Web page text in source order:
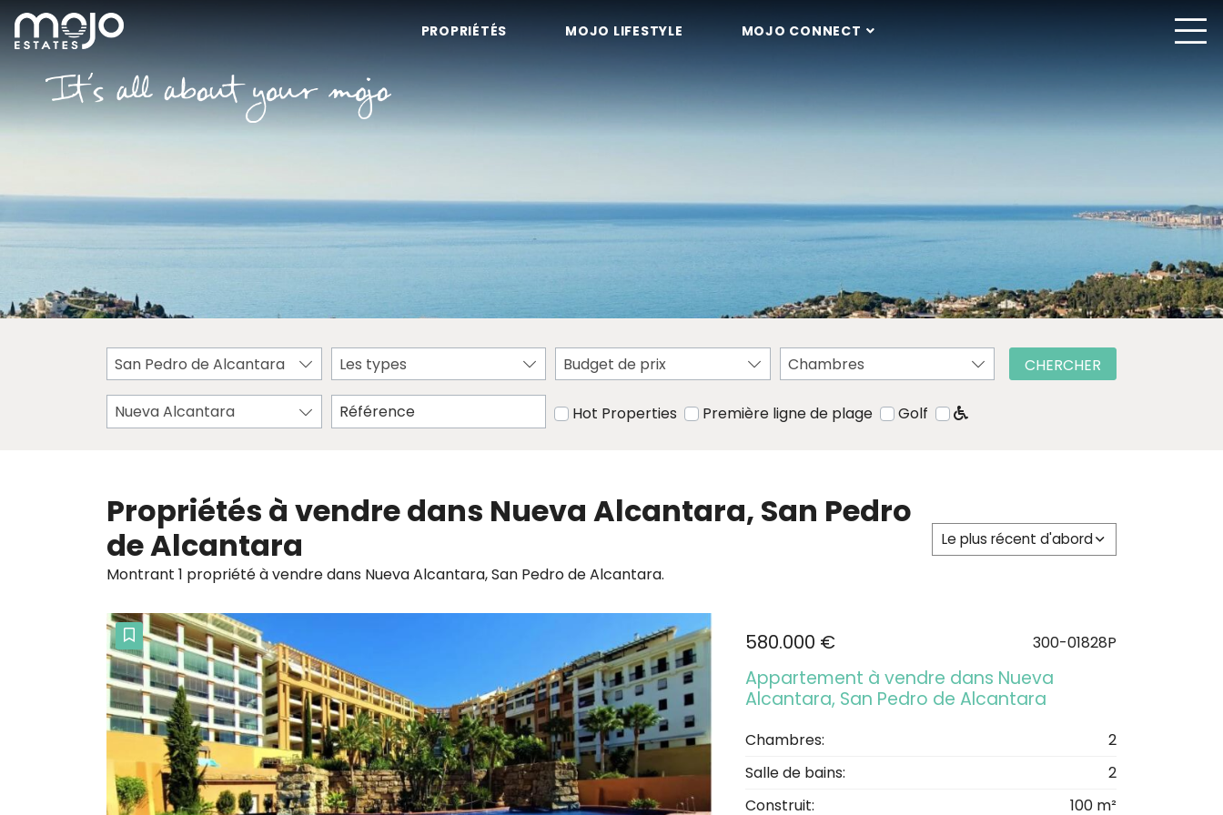
PROPRIÉTÉS MOJO LIFESTYLE MOJO CONNECT
San Pedro de Alcantara Les types Budget de prix Chambres
Nueva Alcantara Hot Properties Première ligne de plage Golf
CHERCHER
Propriétés à vendre dans Nueva Alcantara, San Pedro
de Alcantara
Montrant 1 propriété à vendre dans Nueva Alcantara, San Pedro de Alcantara.
Le plus récent d'abord
580.000 € 300-01828P
Appartement à vendre dans Nueva
Alcantara, San Pedro de Alcantara
Chambres:
2
Salle de bains:
2
Construit:
100 m²